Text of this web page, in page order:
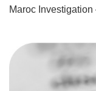
Maroc